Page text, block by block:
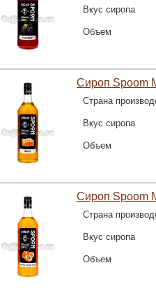
Вкус сиропа
Объем
Сироп Spoom
Страна
Вкус сиропа
Объем
Сироп Spoom
Страна
Вкус сиропа
Объем